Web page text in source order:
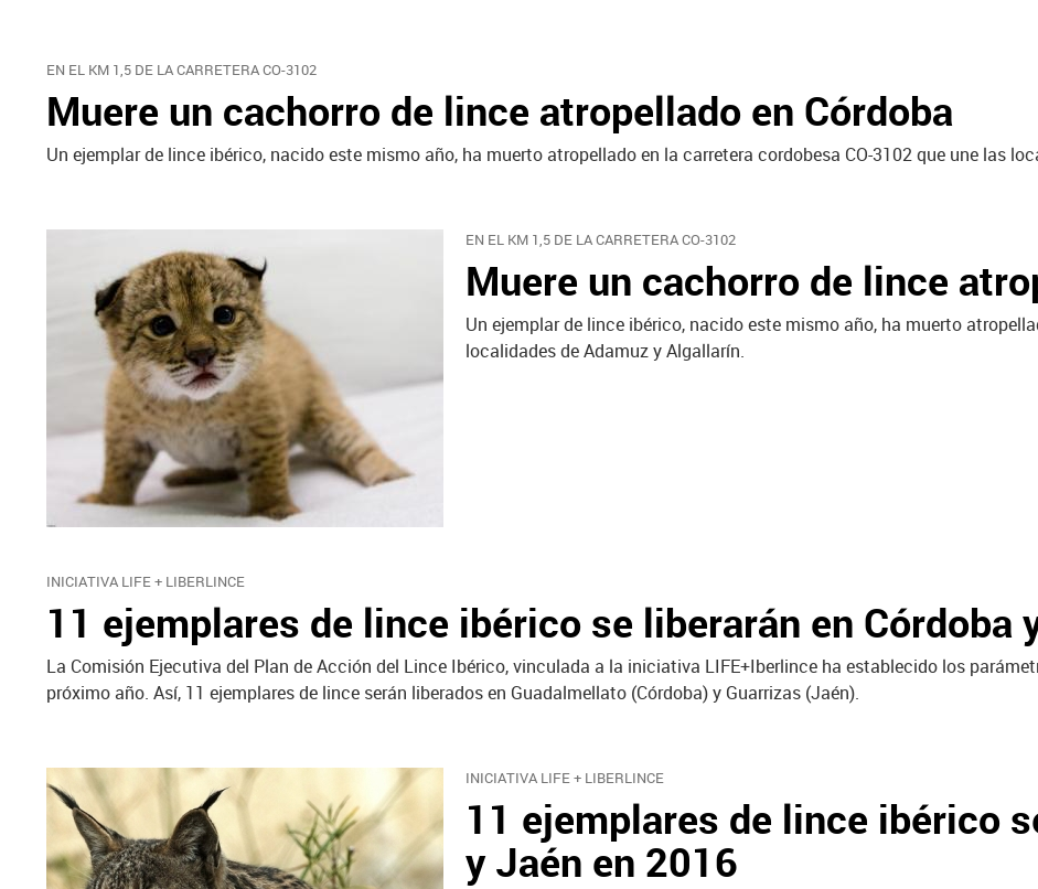
EN EL KM 1,5 DE LA CARRETERA CO-3102
Muere un cachorro de lince atropellado en Córdoba
Un ejemplar de lince ibérico, nacido este mismo año, ha muerto atropellado en la carretera cordobesa CO-3102 que une las
EN EL KM 1,5 DE LA CARRETERA CO-3102
Muere un cachorro de lince
Un ejemplar de lince ibérico, nacido este mismo año, ha muerto
localidades de Adamuz y Algallarín.
INICIATIVA LIFE + LIBERLINCE
11 ejemplares de lince ibérico se liberarán en Córdoba
La Comisión Ejecutiva del Plan de Acción del Lince Ibérico, vinculada a la iniciativa LIFE+Iberlince ha establecido los
próximo año. Así, 11 ejemplares de lince serán liberados en Guadalmellato (Córdoba) y Guarrizas (Jaén).
INICIATIVA LIFE + LIBERLINCE
11 ejemplares de lince ibérico
y Jaén en 2016